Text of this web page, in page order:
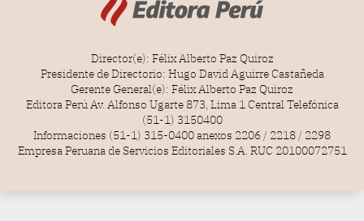
Director(e): Félix Alberto Paz Quiroz
Presidente de Directorio: Hugo David Aguirre Castañeda
Gerente General(e): Félix Alberto Paz Quiroz
Editora Perú Av. Alfonso Ugarte 873, Lima 1 Central Telefónica
(51-1) 3150400
Informaciones (51-1) 315-0400 anexos 2206 / 2218 / 2298
Empresa Peruana de Servicios Editoriales S.A. RUC 20100072751